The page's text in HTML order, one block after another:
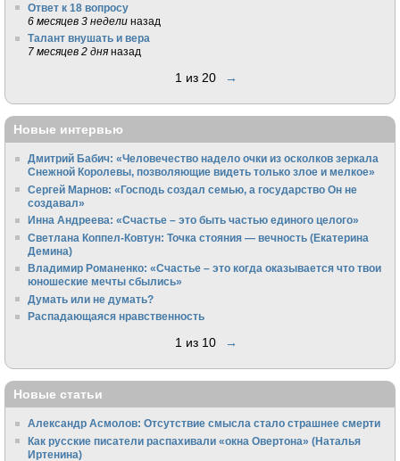
Ответ к 18 вопросу
6 месяцев 3 недели назад
Талант внушать и вера
7 месяцев 2 дня назад
1 из 20 →
Новые интервью
Дмитрий Бабич: «Человечество надело очки из осколков зеркала
Снежной Королевы, позволяющие видеть только злое и мелкое»
Сергей Марнов: «Господь создал семью, а государство Он не
создавал»
Инна Андреева: «Счастье – это быть частью единого целого»
Светлана Коппел-Ковтун: Точка стояния — вечность (Екатерина
Демина)
Владимир Романенко: «Счастье – это когда оказывается что твои
юношеские мечты сбылись»
Думать или не думать?
Распадающаяся нравственность
1 из 10 →
Новые статьи
Александр Асмолов: Отсутствие смысла стало страшнее смерти
Как русские писатели распахивали «окна Овертона» (Наталья
Иртенина)